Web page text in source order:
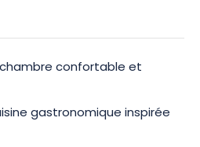
moment chaleureux autour
Tabouillot.Le restaurant
terroir pour 2 personnes.
à base des produits
confortable et
gastronomique inspirée